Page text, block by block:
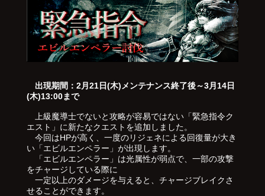
出現期間：2月21日(木)メンテナンス終了後～3月14日
(木)13:00まで
上級魔導士でないと攻略が容易ではない「緊急指令ク
エスト」に新たなクエストを追加しました。
今回はHPが高く、一度のリジェネによる回復量が大き
い「エビルエンペラー」が出現します。
「エビルエンペラー」は光属性が弱点で、一部の攻撃
をチャージしている際に
一定以上のダメージを与えると、チャージブレイクさ
せることができます。